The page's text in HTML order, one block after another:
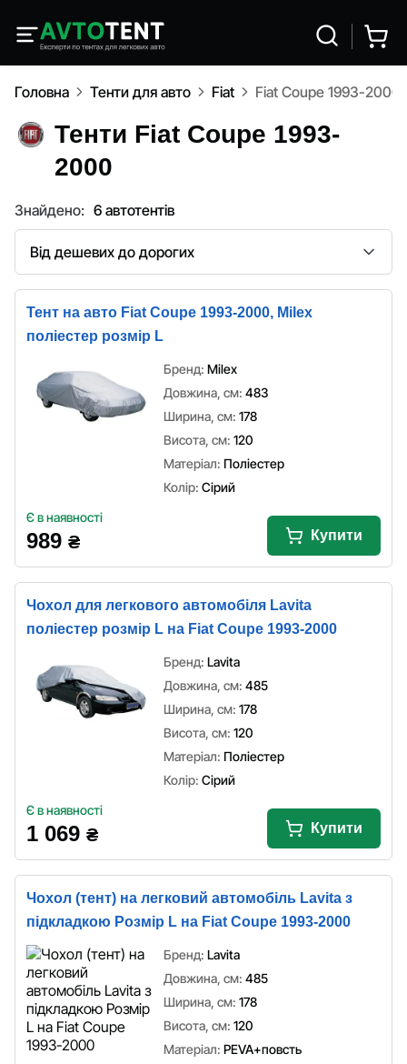
Головна Тенти для авто Fiat Fiat Coupe 1993-2000
Тенти Fiat Coupe 1993-
2000
Знайдено: 6 автотентів
Сортування
Тент на авто Fiat Coupe 1993-2000, Milex
поліестер розмір L
Бренд: Milex
Довжина, см: 483
Ширина, см: 178
Висота, см: 120
Матеріал: Поліестер
Колір: Сірий
Є в наявності
989 ₴ Купити
Чохол для легкового автомобіля Lavita
поліестер розмір L на Fiat Coupe 1993-2000
Бренд: Lavita
Довжина, см: 485
Ширина, см: 178
Висота, см: 120
Матеріал: Поліестер
Колір: Сірий
Є в наявності
1 069 ₴ Купити
Чохол (тент) на легковий автомобіль Lavita з
підкладкою Розмір L на Fiat Coupe 1993-2000
Бренд: Lavita
Довжина, см: 485
Ширина, см: 178
Висота, см: 120
Матеріал: PEVA+повсть